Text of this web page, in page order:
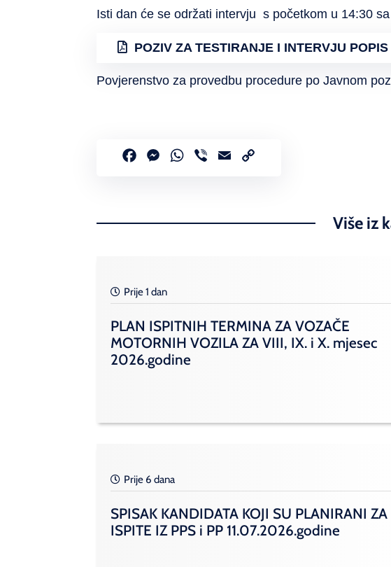
Isti dan će se održati intervju s početkom u 14:30
POZIV ZA TESTIRANJE I INTERVJU
Povjerenstvo za provedbu procedure po Javnom
FacebookMessenger
WhatsApp
Viber Email
Više iz
Prije 1 dan
PLAN ISPITNIH TERMINA ZA VOZAČE
MOTORNIH VOZILA ZA VIII, IX. i X. mjesec
2026.godine
Prije 6 dana
SPISAK KANDIDATA KOJI SU PLANIRANI ZA
ISPITE IZ PPS i PP 11.07.2026.godine